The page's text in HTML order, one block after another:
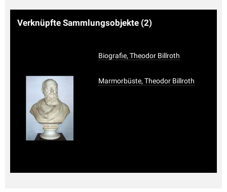
Verknüpfte Sammlungsobjekte (2)
Biografie, Theodor Billroth
Marmorbüste, Theodor Billroth